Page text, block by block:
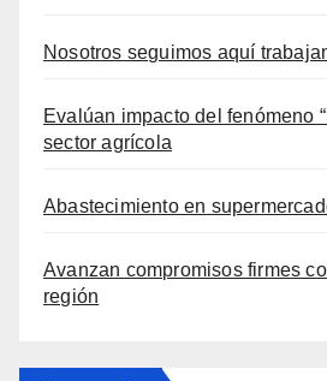
Nosotros seguimos aquí
Evalúan impacto del fenómeno
sector agrícola
Abastecimiento en
Avanzan compromisos firmes
región